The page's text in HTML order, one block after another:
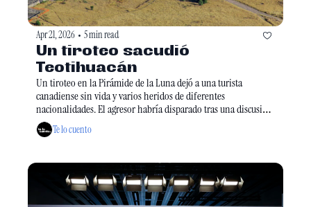
Apr 21, 2026 • 5 min read
Un tiroteo sacudió
Teotihuacán
Un tiroteo en la Pirámide de la Luna dejó a una turista
canadiense sin vida y varios heridos de diferentes
nacionalidades. El agresor habría disparado tras una discusión
y luego se quitó la vida. El gobierno habló con la embajada
canadiense y autoridades ya investigan mientras el sitio
Te lo cuento